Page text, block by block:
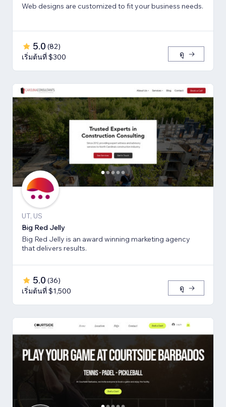
Web designs are customized to fit your business needs.
5.0 (82)
เริ่มต้นที่ $300
ดู
UT, US
Big Red Jelly
Big Red Jelly is an award winning marketing agency
that delivers results.
5.0 (36)
เริ่มต้นที่ $1,500
ดู